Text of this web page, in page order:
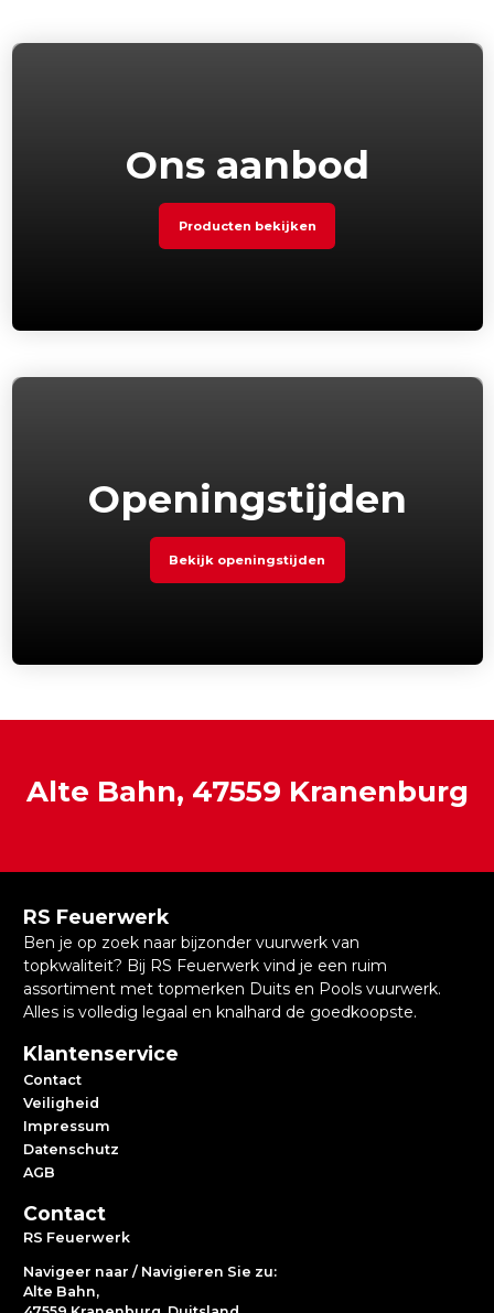
Ons aanbod
Producten bekijken
Openingstijden
Bekijk openingstijden
Alte Bahn, 47559 Kranenburg
RS Feuerwerk
Ben je op zoek naar bijzonder vuurwerk van
topkwaliteit? Bij RS Feuerwerk vind je een ruim
assortiment met topmerken Duits en Pools vuurwerk.
Alles is volledig legaal en knalhard de goedkoopste.
Klantenservice
Contact
Veiligheid
Impressum
Datenschutz
AGB
Contact
RS Feuerwerk
Navigeer naar / Navigieren Sie zu:
Alte Bahn,